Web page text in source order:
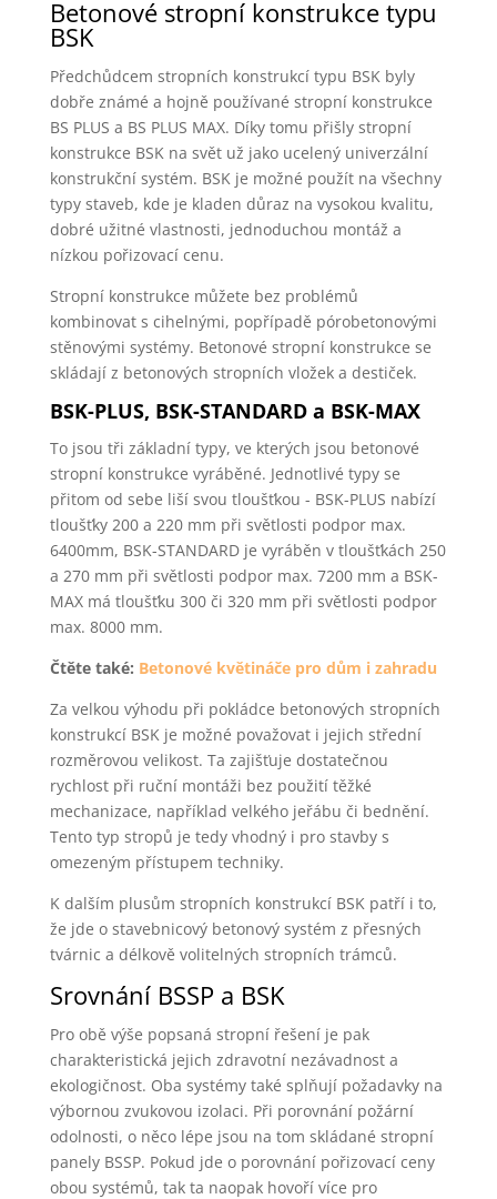
Betonové stropní konstrukce typu
BSK
Předchůdcem stropních konstrukcí typu BSK byly
dobře známé a hojně používané stropní konstrukce
BS PLUS a BS PLUS MAX. Díky tomu přišly stropní
konstrukce BSK na svět už jako ucelený univerzální
konstrukční systém. BSK je možné použít na všechny
typy staveb, kde je kladen důraz na vysokou kvalitu,
dobré užitné vlastnosti, jednoduchou montáž a
nízkou pořizovací cenu.
Stropní konstrukce můžete bez problémů
kombinovat s cihelnými, popřípadě pórobetonovými
stěnovými systémy. Betonové stropní konstrukce se
skládají z betonových stropních vložek a destiček.
BSK-PLUS, BSK-STANDARD a BSK-MAX
To jsou tři základní typy, ve kterých jsou betonové
stropní konstrukce vyráběné. Jednotlivé typy se
přitom od sebe liší svou tloušťkou - BSK-PLUS nabízí
tloušťky 200 a 220 mm při světlosti podpor max.
6400mm, BSK-STANDARD je vyráběn v tloušťkách 250
a 270 mm při světlosti podpor max. 7200 mm a BSK-
MAX má tloušťku 300 či 320 mm při světlosti podpor
max. 8000 mm.
Čtěte také: Betonové květináče pro dům i zahradu
Za velkou výhodu při pokládce betonových stropních
konstrukcí BSK je možné považovat i jejich střední
rozměrovou velikost. Ta zajišťuje dostatečnou
rychlost při ruční montáži bez použití těžké
mechanizace, například velkého jeřábu či bednění.
Tento typ stropů je tedy vhodný i pro stavby s
omezeným přístupem techniky.
K dalším plusům stropních konstrukcí BSK patří i to,
že jde o stavebnicový betonový systém z přesných
tvárnic a délkově volitelných stropních trámců.
Srovnání BSSP a BSK
Pro obě výše popsaná stropní řešení je pak
charakteristická jejich zdravotní nezávadnost a
ekologičnost. Oba systémy také splňují požadavky na
výbornou zvukovou izolaci. Při porovnání požární
odolnosti, o něco lépe jsou na tom skládané stropní
panely BSSP. Pokud jde o porovnání pořizovací ceny
obou systémů, tak ta naopak hovoří více pro